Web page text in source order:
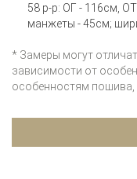
58 р-р: ОГ - 116см,
манжеты - 45см;
* Замеры могут
зависимости от
особенностям пошива,